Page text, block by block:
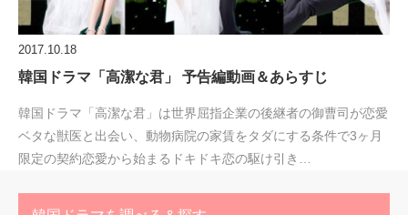
2017.10.18
韓国ドラマ「高潔な君」 予告編動画＆あらすじ
韓国ドラマ「高潔な君」は世界屈指企業の後継者の御曹司が恋愛
ベタな獣医と出会い、動物病院の家賃をタダにする条件で3ヶ月
限定の契約恋愛から始まるドキドキ恋の駆け引き…